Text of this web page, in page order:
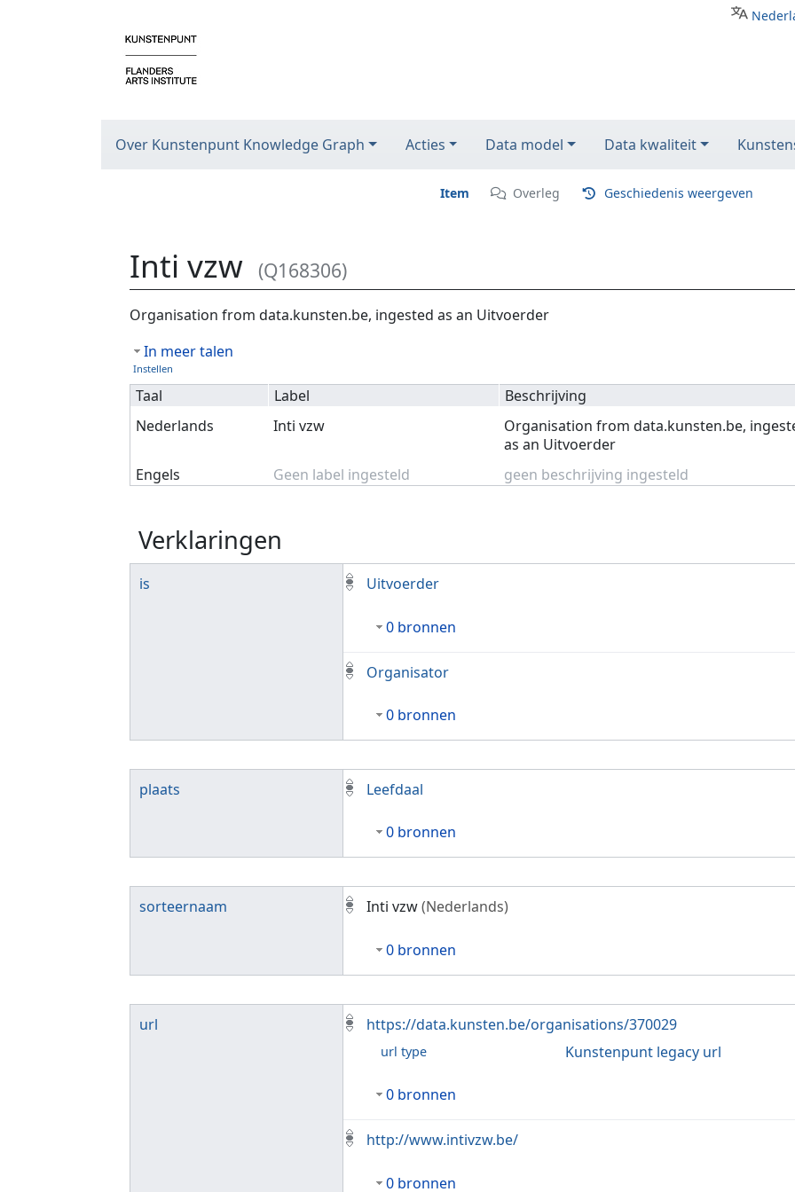
Over Kunstenpunt Knowledge Graph Acties Data model Data kwaliteit
Item Overleg Geschiedenis weergeven
Inti vzw (Q168306)
Ga naar:navigatie,zoeken
Organisation from data.kunsten.be, ingested as an Uitvoerder
In meer talen
Instellen
Taal Label
Beschrijving
Nederlands
Inti vzw
Organisation from data.kunsten.be,
as an Uitvoerder
Engels
Geen label ingesteld geen beschrijving ingesteld
Verklaringen
is Uitvoerder
0 bronnen
Organisator
0 bronnen
plaats Leefdaal
0 bronnen
sorteernaam Inti vzw(Nederlands)
0 bronnen
url https://data.kunsten.be/organisations/370029
url type Kunstenpunt legacy url
0 bronnen
http://www.intivzw.be/
0 bronnen